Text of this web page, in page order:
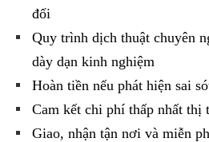
đối
Quy trình dịch thuật chuyên
dày dạn kinh nghiệm
Hoàn tiền nếu phát hiện sai
Cam kết chi phí thấp nhất thị
Giao, nhận tận nơi và miễn